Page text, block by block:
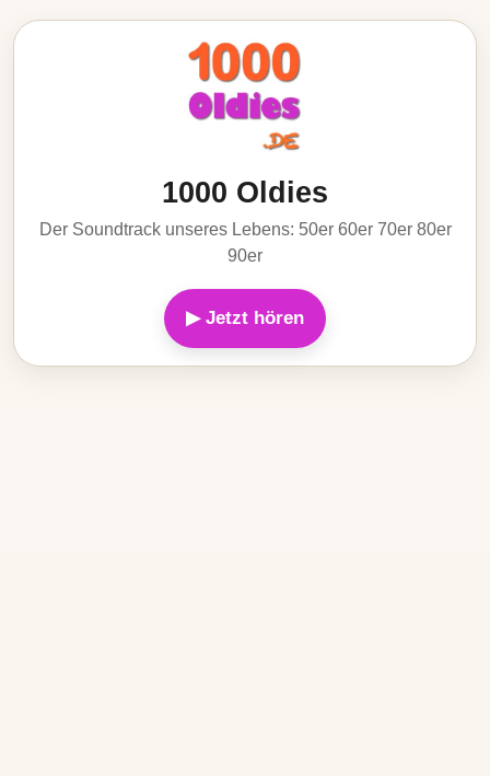
1000 Oldies
Der Soundtrack unseres Lebens: 50er 60er 70er 80er
90er
▶ Jetzt hören